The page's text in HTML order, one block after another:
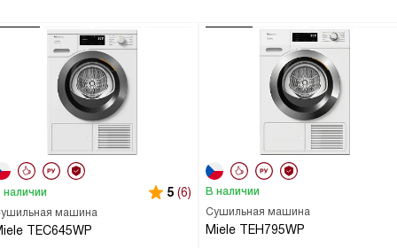
машина
TEC645WP
наличии 5 (6)
Сушильная машина
Miele TEH795WP
В наличии